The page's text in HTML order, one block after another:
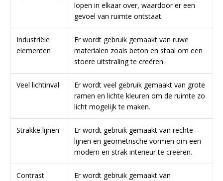
lopen in elkaar over, waardoor er een
gevoel van ruimte ontstaat.
Industriële
elementen
Er wordt gebruik gemaakt van ruwe
materialen zoals beton en staal om een
stoere uitstraling te creëren.
Veel lichtinval
Er wordt veel gebruik gemaakt van grote
ramen en lichte kleuren om de ruimte zo
licht mogelijk te maken.
Strakke lijnen
Er wordt gebruik gemaakt van rechte
lijnen en geometrische vormen om een
modern en strak interieur te creëren.
Contrast
Er wordt gebruik gemaakt van